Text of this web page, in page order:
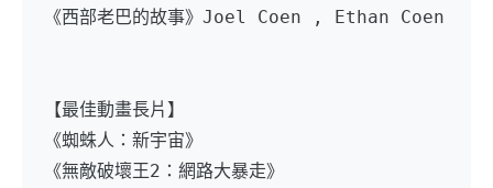
《西部老巴的故事》Joel Coen , Ethan Coen
【最佳動畫長片】
《蜘蛛人：新宇宙》
《無敵破壞王2：網路大暴走》